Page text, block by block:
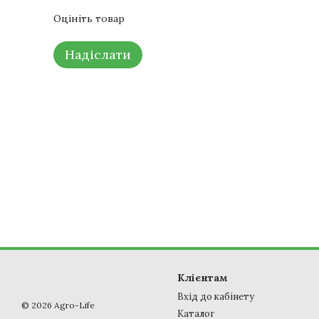
Оцініть товар
Надіслати
© 2026 Agro-Life
Клієнтам
Вхід до кабінету
Каталог